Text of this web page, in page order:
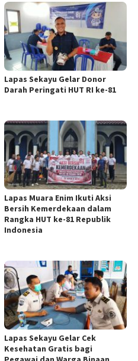
Lapas Sekayu Gelar Donor
Darah Peringati HUT RI ke-81
Lapas Muara Enim Ikuti Aksi
Bersih Kemerdekaan dalam
Rangka HUT ke-81 Republik
Indonesia
Lapas Sekayu Gelar Cek
Kesehatan Gratis bagi